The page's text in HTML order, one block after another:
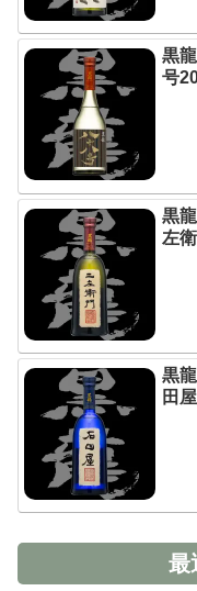
黒
号
黒
左
黒
田
最